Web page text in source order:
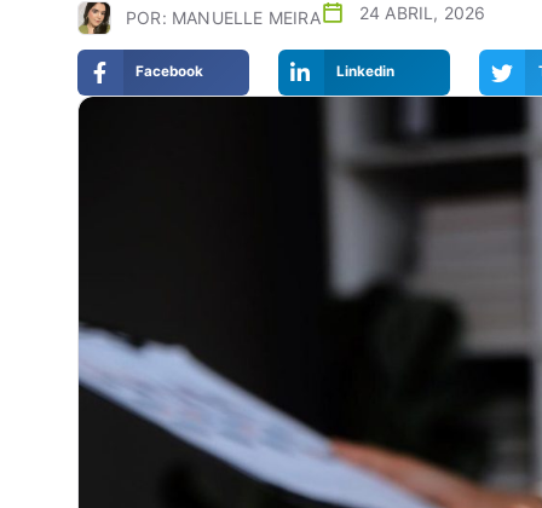
POR: MANUELLE MEIRA 24 ABRIL, 2026
Facebook Linkedin